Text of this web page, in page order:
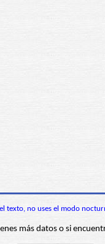
texto, no uses el modo
más datos o si